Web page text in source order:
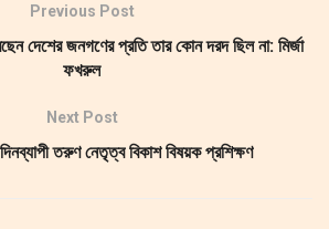
Previous Post
দেশের জনগণের প্রতি তার কোন দরদ ছিল না: মির্জা
ফখরুল
Next Post
তরুণ নেতৃত্ব বিকাশ বিষয়ক প্রশিক্ষণ